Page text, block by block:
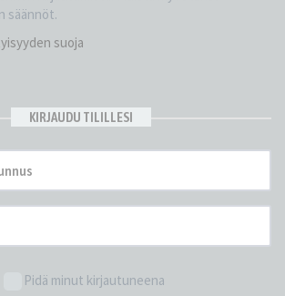
säännöt.
suoja
KIRJAUDU TILILLESI
Pidä minut kirjautuneena